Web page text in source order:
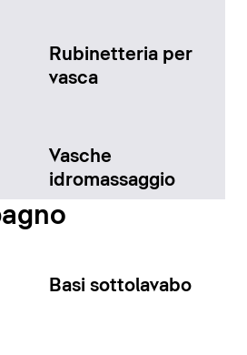
Rubinetteria per
vasca
Vasche
idromassaggio
Basi sottolavabo